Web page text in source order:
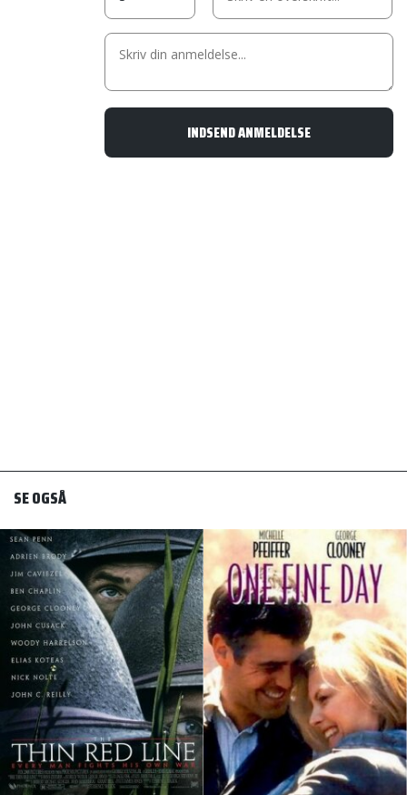
SE OGSÅ